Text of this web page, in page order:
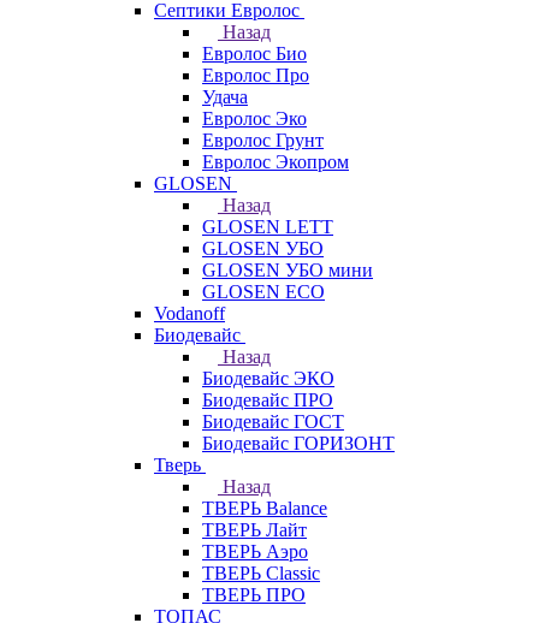
Септики Евролос
Назад
Евролос Био
Евролос Про
Удача
Евролос Эко
Евролос Грунт
Евролос Экопром
GLOSEN
Назад
GLOSEN LETT
GLOSEN УБО
GLOSEN УБО мини
GLOSEN ECO
Vodanoff
Биодевайс
Назад
Биодевайс ЭКО
Биодевайс ПРО
Биодевайс ГОСТ
Биодевайс ГОРИЗОНТ
Тверь
Назад
ТВЕРЬ Balance
ТВЕРЬ Лайт
ТВЕРЬ Аэро
ТВЕРЬ Classic
ТВЕРЬ ПРО
ТОПАС